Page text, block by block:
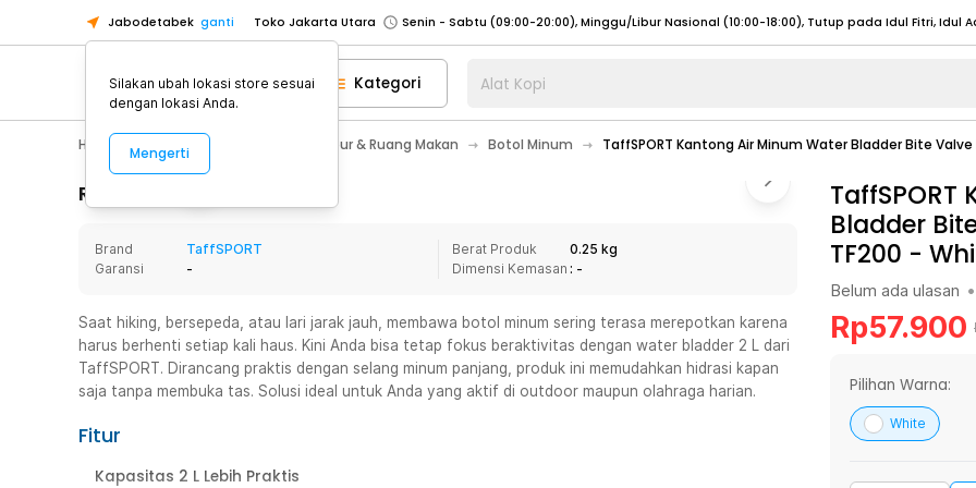
Jabodetabek ganti Toko Jakarta Utara
Toko Tangerang
Toko Cikupa
Pick n Go Jakarta Barat
Senin - Jumat (07:00 - 20:00), Sabtu - Minggu (08:00 - 20:00), Tutup pada Idul Fitri
Pick n Go Bekasi
Senin - Jumat (08:00 - 20:00), Sabtu - Minggu/ Libur Nasional (08:00 - 17:00) Selengkapnya
Senin - Jumat (08:00 - 20:00), Sabtu - Minggu/ Libur Nasional (08:00 - 17:00) Selengkapnya
Senin - Sabtu (09:00-20:00), Minggu/Libur Nasional (12:00-20:00), Tutup pada Idul Fitri
Toko Jakarta Barat
Senin - Sabtu (09:00-20:00), Minggu/Libur Nasional (12:00-20:00), Tutup pada Idul Fitri
Toko Tangerang
Toko Cikupa
Pick n Go Jakarta Barat
Senin - Jumat (07:00 - 20:00), Sabtu - Minggu (08:00 - 20:00), Tutup pada Idul Fitri
Senin - Jumat (08:00 - 20:00), Sabtu - Minggu/ Libur Nasional (08:00 - 17:00) Selengkapnya
Kategori Alat Kopi
Home Appliance Perlengkapan Dapur & Ruang Makan Botol Minum TaffSPORT Kantong Air Minum Water Bladder Bite
Rincian Produk
Brand
TaffSPORT
Garansi
-
Berat Produk
0.25 kg
Dimensi Kemasan : -
Saat hiking, bersepeda, atau lari jarak jauh, membawa botol minum sering terasa merepotkan karena
harus berhenti setiap kali haus. Kini Anda bisa tetap fokus beraktivitas dengan water bladder 2 L dari
TaffSPORT. Dirancang praktis dengan selang minum panjang, produk ini memudahkan hidrasi kapan
saja tanpa membuka tas. Solusi ideal untuk Anda yang aktif di outdoor maupun olahraga harian.
Fitur
Kapasitas 2 L Lebih Praktis
Bladder
TF200 -
Belum ada ulasan •
Rp57.900
Pilihan Warna:
White
Silakan ubah lokasi store sesuai
dengan lokasi Anda.
Mengerti